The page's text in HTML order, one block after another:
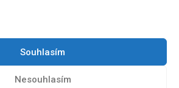
Souhlasím
Nesouhlasím